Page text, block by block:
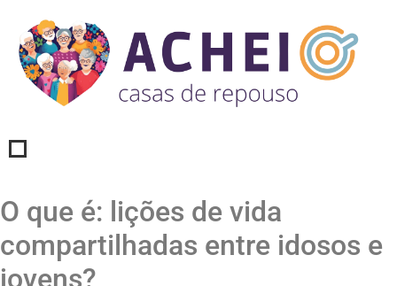
O que é: lições de vida
compartilhadas entre idosos e
jovens?